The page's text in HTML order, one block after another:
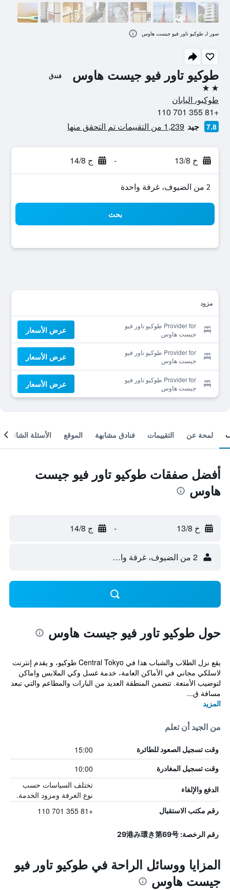
طوكيو تاور فيو جيست هاوس فندق
2 نجمتين
طوكيو، اليابان
+81 355 701 110
7.8 جيد 1,239 من التقييمات تم التحقق منها
خ 13/8 - ج 14/8
2 من الضيوف، غرفة واحدة
بحث
مزود
Provider for طوكيو تاور فيو
جيست هاوس
عرض الأسعار
Provider for طوكيو تاور فيو
جيست هاوس
عرض الأسعار
Provider for طوكيو تاور فيو
جيست هاوس
عرض الأسعار
صور لـ طوكيو تاور فيو جيست هاوس
لمحة عن التقييمات فنادق مشابهة الموقع الأسئلة الشائعة
أفضل صفقات طوكيو تاور فيو جيست
هاوس
خ 13/8 - ج 14/8
2 من الضيوف، غرفة واحدة
حول طوكيو تاور فيو جيست هاوس
يقع نزل الطلاب والشباب هذا في Central Tokyo طوكيو، و يقدم إنترنت
لاسلكي مجاني في الأماكن العامة، خدمة غسل وكي الملابس واماكن
لتوضيب الأمتعة. تتضمن المنطقة العديد من البارات والمطاعم والتي تبعد
مسافة ق...
المزيد
من الجيد أن تعلم
وقت تسجيل الصعود للطائرة 15:00
وقت تسجيل المغادرة 10:00
الدفع والإلغاء
تختلف السياسات حسب
نوع الغرفة ومزود الخدمة.
رقم مكتب الاستقبال +81 355 701 110
رقم الرخصة: 29港み環き第69号
المزايا ووسائل الراحة في طوكيو تاور فيو
جيست هاوس